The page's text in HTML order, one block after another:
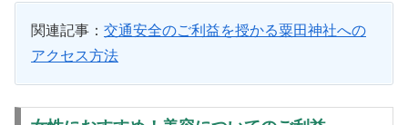
関連記事： 交通安全のご利益を授かる粟田神社への
アクセス方法